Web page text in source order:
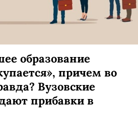
образование
причем во
Вузовские
прибавки в